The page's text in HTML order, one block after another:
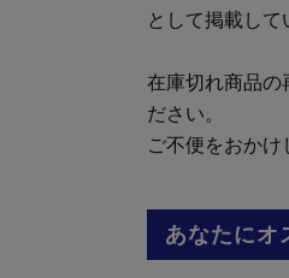
として掲載して
在庫切れ商品の
ださい。
ご不便をおかけ
あなたにオ